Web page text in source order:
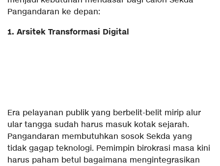
Pangandaran ke depan:
​1. Arsitek Transformasi Digital
​Era pelayanan publik yang berbelit-belit mirip alur
ular tangga sudah harus masuk kotak sejarah.
Pangandaran membutuhkan sosok Sekda yang
tidak gagap teknologi. Pemimpin birokrasi masa kini
harus paham betul bagaimana mengintegrasikan